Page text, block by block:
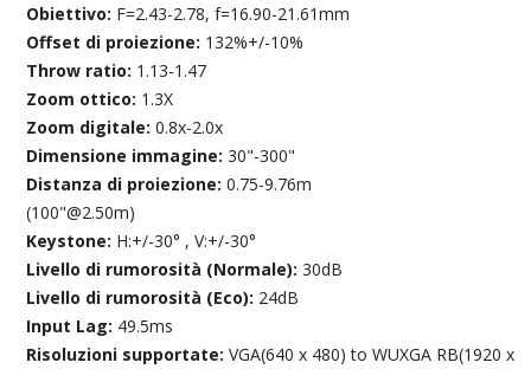
Obiettivo: F=2.43-2.78, f=16.90-21.61mm
Offset di proiezione: 132%+/-10%
Throw ratio: 1.13-1.47
Zoom ottico: 1.3X
Zoom digitale:0.8x-2.0x
Dimensione immagine:30"-300"
Distanza di proiezione:0.75-9.76m
(100"@2.50m)
Keystone: H:+/-30° , V:+/-30°
Livello di rumorosità (Normale):30dB
Livello di rumorosità (Eco): 24dB
Input Lag: 49.5ms
Risoluzioni supportate:VGA(640 x 480) to WUXGA RB(1920 x